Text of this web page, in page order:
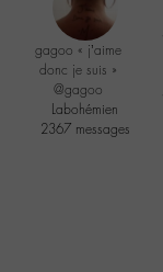
gagoo « j’aime
donc je suis »
@gagoo
Labohémien
2367 messages